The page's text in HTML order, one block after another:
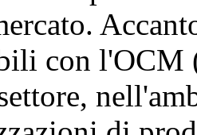
con l'OCM